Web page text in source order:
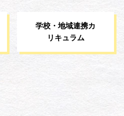
学校・地域連携カ
リキュラム